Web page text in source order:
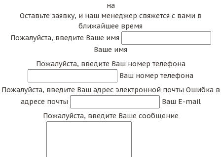
на
Оставьте заявку, и наш менеджер свяжется с вами в
ближайшее время
Пожалуйста, введите Ваше имя
Ваше имя
Пожалуйста, введите Ваш номер телефона
Ваш номер телефона
Пожалуйста, введите Ваш адрес электронной почты Ошибка в
адресе почты
Ваш E-mail
Пожалуйста, введите Ваше сообщение